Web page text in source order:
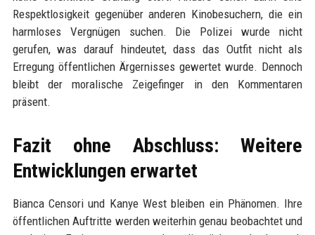
Respektlosigkeit gegenüber anderen Kinobesuchern, die ein
harmloses Vergnügen suchen. Die Polizei wurde nicht
gerufen, was darauf hindeutet, dass das Outfit nicht als
Erregung öffentlichen Ärgernisses gewertet wurde. Dennoch
bleibt der moralische Zeigefinger in den Kommentaren
präsent.
Fazit ohne Abschluss: Weitere
Entwicklungen erwartet
Bianca Censori und Kanye West bleiben ein Phänomen. Ihre
öffentlichen Auftritte werden weiterhin genau beobachtet und